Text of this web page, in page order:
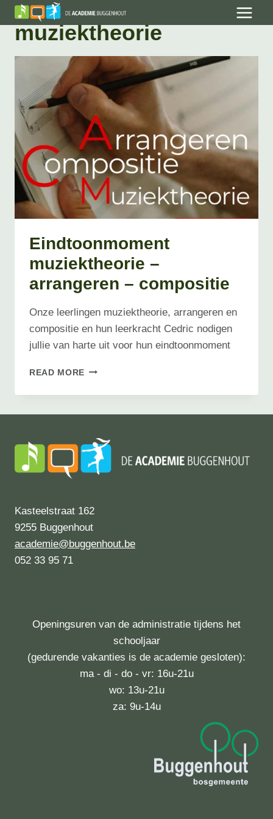
Skip
to
content
muziektheorie
Eindtoonmoment
muziektheorie –
arrangeren – compositie
Onze leerlingen muziektheorie, arrangeren en
compositie en hun leerkracht Cedric nodigen
jullie van harte uit voor hun eindtoonmoment
READ MORE EINDTOONMOMENT
–
Kasteelstraat 162
9255 Buggenhout
academie@buggenhout.be
052 33 95 71
Openingsuren van de administratie tijdens het
schooljaar
(gedurende vakanties is de academie gesloten):
ma - di - do - vr: 16u-21u
wo: 13u-21u
za: 9u-14u